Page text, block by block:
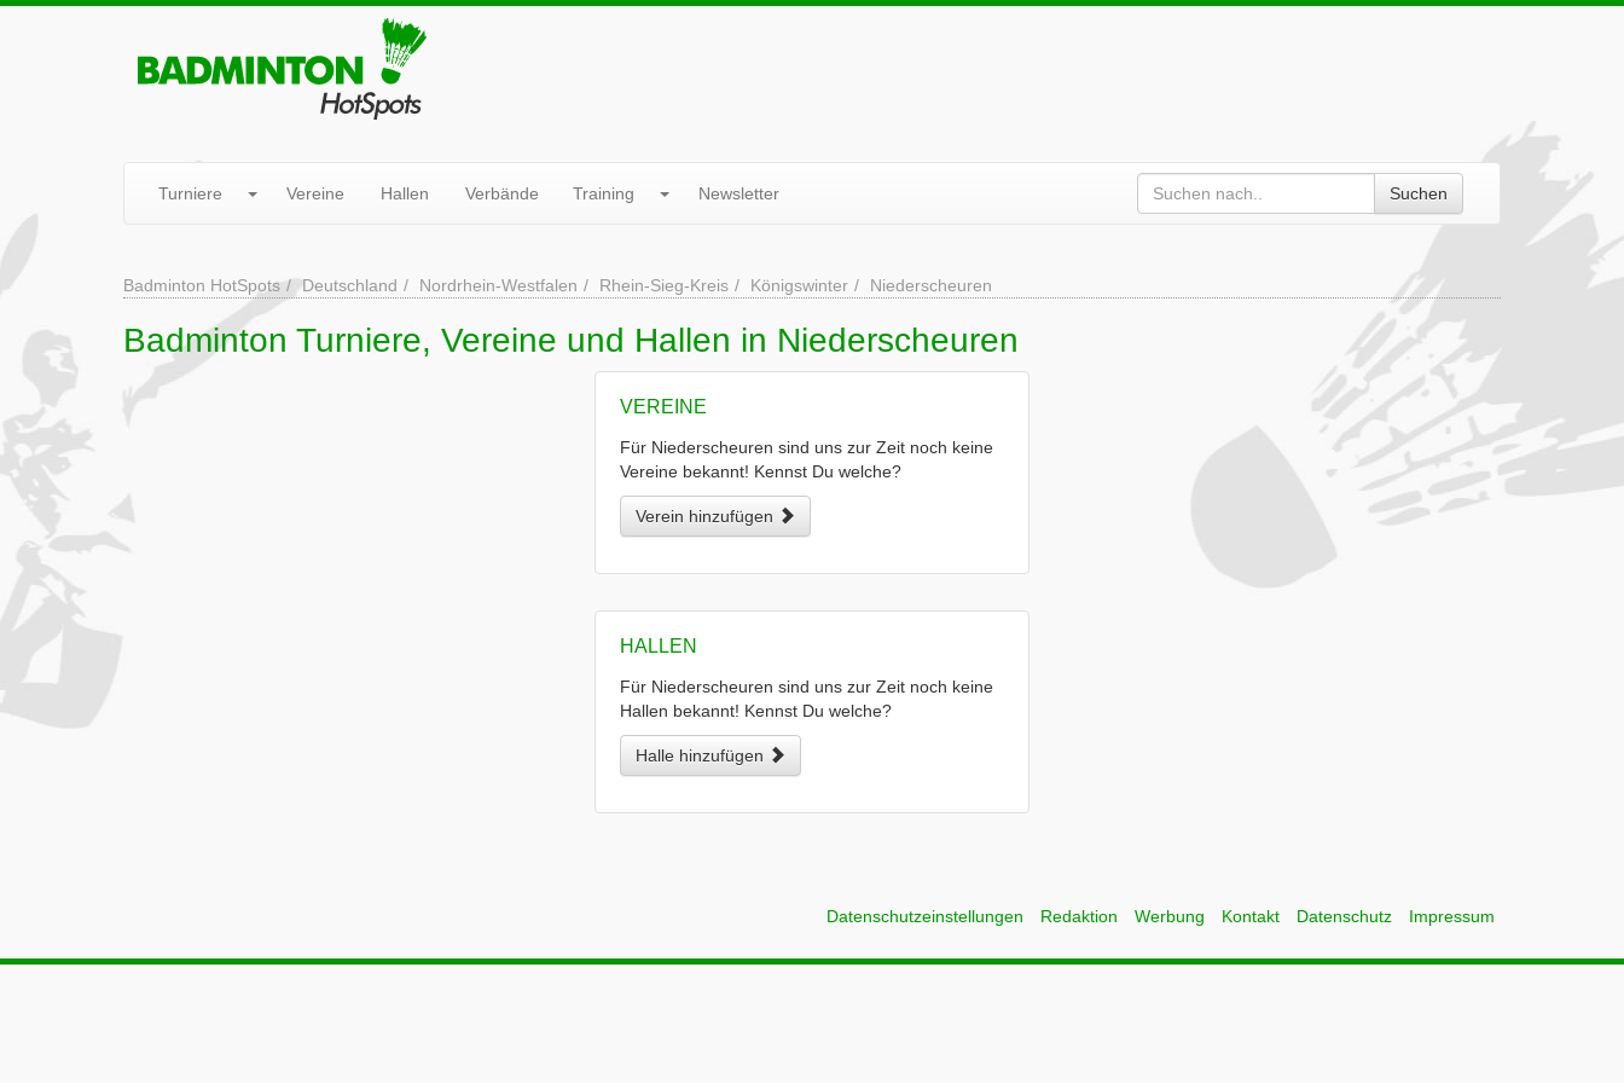
Turniere Vereine Hallen Verbände Training Newsletter Suchen
Badminton HotSpots Deutschland Nordrhein-Westfalen Rhein-Sieg-Kreis Königswinter Niederscheuren
Badminton Turniere, Vereine und Hallen in Niederscheuren
VEREINE
Für Niederscheuren sind uns zur Zeit noch keine
Vereine bekannt! Kennst Du welche?
Verein hinzufügen
HALLEN
Für Niederscheuren sind uns zur Zeit noch keine
Hallen bekannt! Kennst Du welche?
Halle hinzufügen
Datenschutzeinstellungen Redaktion Werbung Kontakt Datenschutz Impressum